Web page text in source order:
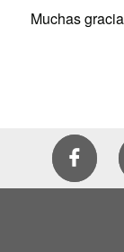
Muchas